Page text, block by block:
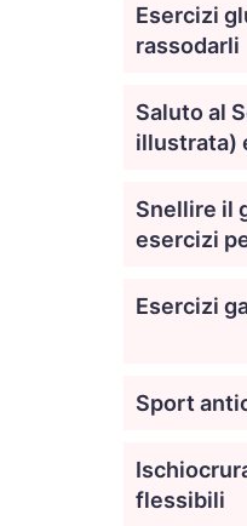
Esercizi
rassodarli
Saluto al
illustrata)
Snellire il
esercizi
Esercizi
Sport
flessibili